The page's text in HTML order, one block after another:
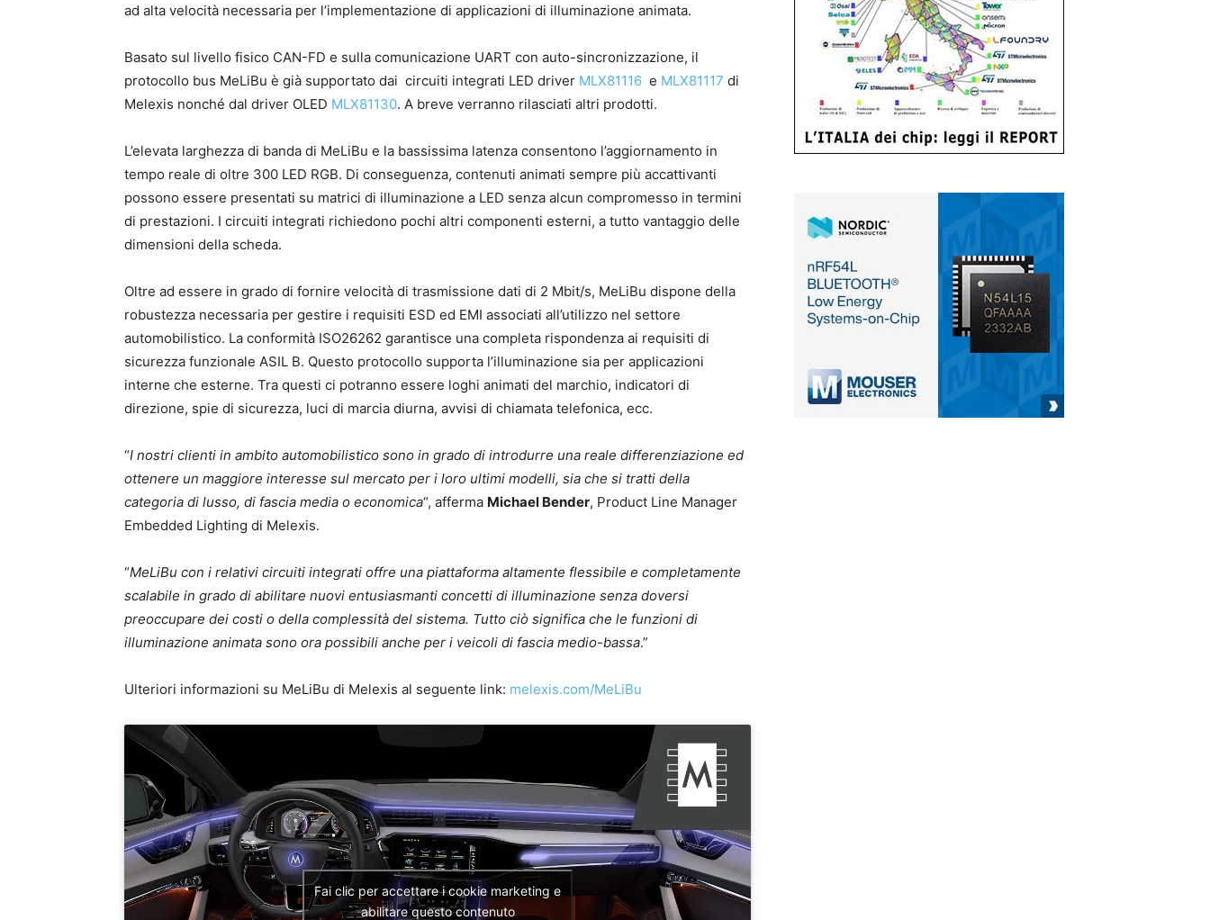
ad alta velocità necessaria per l’implementazione di applicazioni di illuminazione animata.
Basato sul livello fisico CAN-FD e sulla comunicazione UART con auto-sincronizzazione, il
protocollo bus MeLiBu è già supportato dai circuiti integrati LED driver MLX81116 e MLX81117 di
Melexis nonché dal driver OLED MLX81130. A breve verranno rilasciati altri prodotti.
L’elevata larghezza di banda di MeLiBu e la bassissima latenza consentono l’aggiornamento in
tempo reale di oltre 300 LED RGB. Di conseguenza, contenuti animati sempre più accattivanti
possono essere presentati su matrici di illuminazione a LED senza alcun compromesso in termini
di prestazioni. I circuiti integrati richiedono pochi altri componenti esterni, a tutto vantaggio delle
dimensioni della scheda.
Oltre ad essere in grado di fornire velocità di trasmissione dati di 2 Mbit/s, MeLiBu dispone della
robustezza necessaria per gestire i requisiti ESD ed EMI associati all’utilizzo nel settore
automobilistico. La conformità ISO26262 garantisce una completa rispondenza ai requisiti di
sicurezza funzionale ASIL B. Questo protocollo supporta l’illuminazione sia per applicazioni
interne che esterne. Tra questi ci potranno essere loghi animati del marchio, indicatori di
direzione, spie di sicurezza, luci di marcia diurna, avvisi di chiamata telefonica, ecc.
“I nostri clienti in ambito automobilistico sono in grado di introdurre una reale differenziazione ed
ottenere un maggiore interesse sul mercato per i loro ultimi modelli, sia che si tratti della
categoria di lusso, di fascia media o economica“, afferma Michael Bender, Product Line Manager
Embedded Lighting di Melexis.
“MeLiBu con i relativi circuiti integrati offre una piattaforma altamente flessibile e completamente
scalabile in grado di abilitare nuovi entusiasmanti concetti di illuminazione senza doversi
preoccupare dei costi o della complessità del sistema. Tutto ciò significa che le funzioni di
illuminazione animata sono ora possibili anche per i veicoli di fascia medio-bassa.”
Ulteriori informazioni su MeLiBu di Melexis al seguente link: melexis.com/MeLiBu
Fai clic per accettare i cookie marketing e
abilitare questo contenuto